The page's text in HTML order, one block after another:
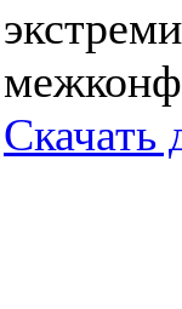
Скачать